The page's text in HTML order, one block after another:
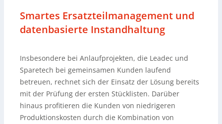
Smartes Ersatzteilmanagement und
datenbasierte Instandhaltung
Insbesondere bei Anlaufprojekten, die Leadec und
Sparetech bei gemeinsamen Kunden laufend
betreuen, rechnet sich der Einsatz der Lösung bereits
mit der Prüfung der ersten Stücklisten. Darüber
hinaus profitieren die Kunden von niedrigeren
Produktionskosten durch die Kombination von